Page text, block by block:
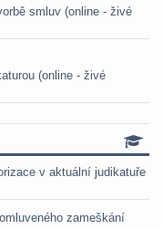
smluv (online - živé
(online - živé
v aktuální judikatuře
zameškání